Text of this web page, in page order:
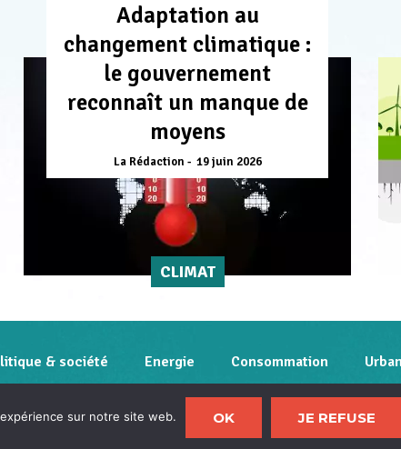
Adaptation au
changement climatique :
le gouvernement
reconnaît un manque de
moyens
La Rédaction 19 juin 2026
CLIMAT
& société Energie Consommation
Contact Qui sommes-nous Mentions légales
sur notre site web. OK JE REFUSE